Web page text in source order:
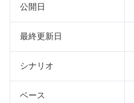
公開日
最終更新日
シナリオ
ベース